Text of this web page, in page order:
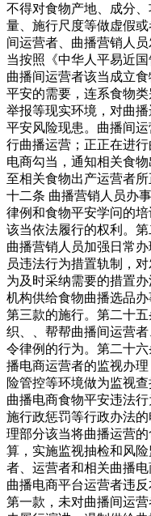
不得对食物产地、成分
量、施行尺度等做虚假
间运营者、曲播营销人
当按照《中华人平易近
曲播间运营者该当成立
平安的需要，连系食物
举报等现实环境，对曲
平安风险现患。曲播间
行曲播运营；正正在进
电商勾当，通知相关食
至相关食物出产运营者
十二条 曲播营销人员办
律例和食物平安学问的
该当依法履行的权利。
曲播营销人员加强日常
员违法行为措置轨制，
为及时采纳需要的措置
机构供给食物曲播选品
第三款的施行。第二十
织、、帮帮曲播间运营
令律例的行为。第二十
播电商运营者的监视办
险管控等环境做为监视
曲播电商食物平安违法
施行政惩罚等行政办法
理部分该当将曲播运营
算，实施监视抽检和风
者、运营者和相关曲播
曲播电商平台运营者违
第一款，未对曲播间运